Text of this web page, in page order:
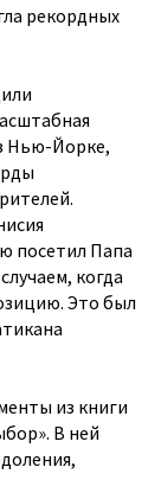
рекордных
Нью-Йорке,
посетил Папа
когда
Это был
из книги
В ней